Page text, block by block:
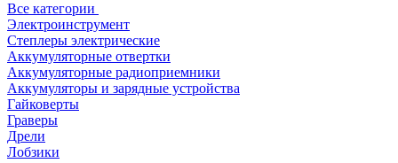
Все категории
Электроинструмент
Степлеры электрические
Аккумуляторные отвертки
Аккумуляторные радиоприемники
Аккумуляторы и зарядные устройства
Гайковерты
Граверы
Дрели
Лобзики